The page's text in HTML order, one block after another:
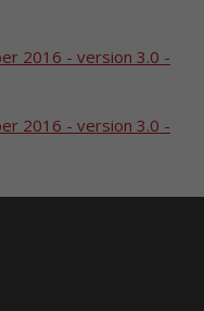
2016 - version 3.0 -
2016 - version 3.0 -